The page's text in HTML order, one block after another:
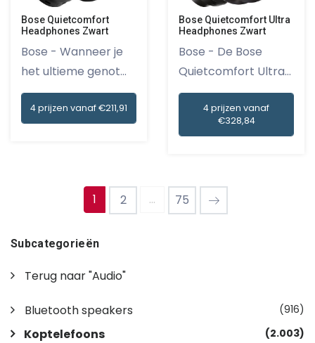
Bose Quietcomfort
Headphones Zwart
Bose - Wanneer je
het ultieme genot
wilt er...
4 prijzen vanaf €211,91
Bose Quietcomfort Ultra
Headphones Zwart
Bose - De Bose
Quietcomfort Ultra
Headphone...
4 prijzen vanaf
€328,84
1 2 ... 75
Subcategorieën
Terug naar "Audio"
Bluetooth speakers (916)
Koptelefoons (2.003)